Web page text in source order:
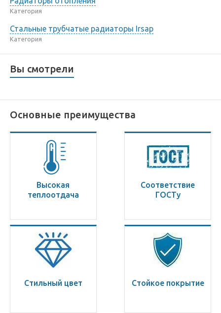
Категория
Стальные трубчатые радиаторы Irsap
Категория
Вы смотрели
Основные преимущества
Высокая
теплоотдача
Соответствие
ГОСТу
Стильный цвет Стойкое покрытие